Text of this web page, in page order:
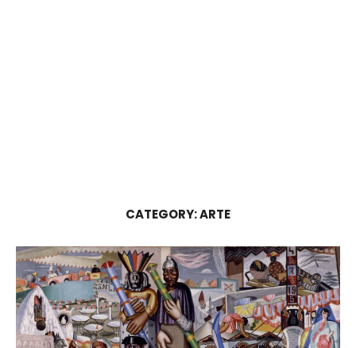
CATEGORY:ARTE